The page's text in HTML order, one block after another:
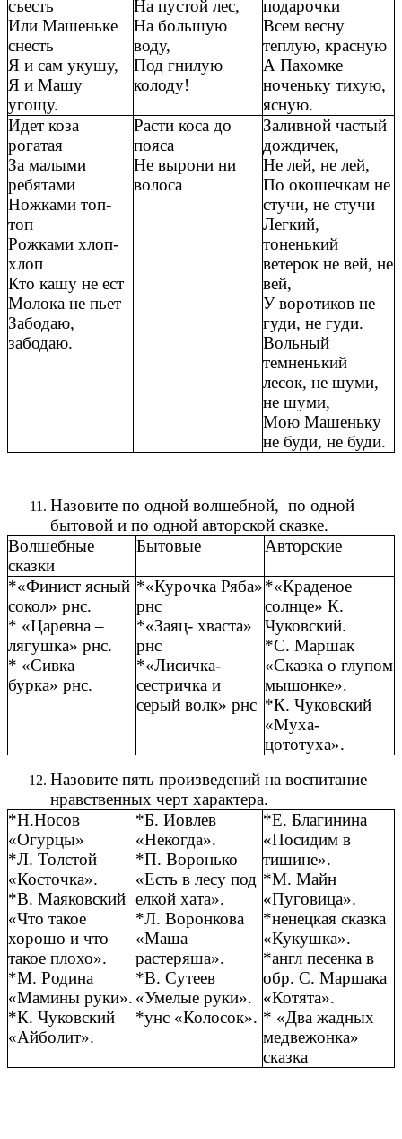
съесть
Или Машеньке
снесть
Я и сам укушу,
Я и Машу
угощу.
На пустой лес,
На большую
воду,
Под гнилую
колоду!
подарочки
Всем весну
теплую, красную
А Пахомке
ноченьку тихую,
ясную.
Идет коза
рогатая
За малыми
ребятами
Ножками топ-
топ
Рожками хлоп-
хлоп
Кто кашу не ест
Молока не пьет
Забодаю,
забодаю.
Расти коса до
пояса
Не вырони ни
волоса
Заливной частый
дождичек,
Не лей, не лей,
По окошечкам не
стучи, не стучи
Легкий,
тоненький
ветерок не вей, не
вей,
У воротиков не
гуди, не гуди.
Вольный
темненький
лесок, не шуми,
не шуми,
Мою Машеньку
не буди, не буди.
Назовите по одной волшебной, по одной
бытовой и по одной авторской сказке.
Волшебные
сказки
Бытовые Авторские
*«Финист ясный
сокол» рнс.
* «Царевна –
лягушка» рнс.
* «Сивка –
бурка» рнс.
*«Курочка Ряба»
рнс
*«Заяц- хваста»
рнс
*«Лисичка-
сестричка и
серый волк» рнс
*«Краденое
солнце» К.
Чуковский.
*С. Маршак
«Сказка о глупом
мышонке».
*К. Чуковский
«Муха-
цототуха».
Назовите пять произведений на воспитание
нравственных черт характера.
*Н.Носов
«Огурцы»
*Л. Толстой
«Косточка».
*В. Маяковский
«Что такое
хорошо и что
такое плохо».
*М. Родина
«Мамины руки».
*К. Чуковский
«Айболит».
*Б. Иовлев
«Некогда».
*П. Воронько
«Есть в лесу под
елкой хата».
*Л. Воронкова
«Маша –
растеряша».
*В. Сутеев
«Умелые руки».
*унс «Колосок».
*Е. Благинина
«Посидим в
тишине».
*М. Майн
«Пуговица».
*ненецкая сказка
«Кукушка».
*англ песенка в
обр. С. Маршака
«Котята».
* «Два жадных
медвежонка»
сказка